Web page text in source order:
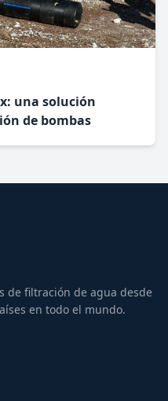
una solución
de bombas
de filtración de agua desde
en todo el mundo.